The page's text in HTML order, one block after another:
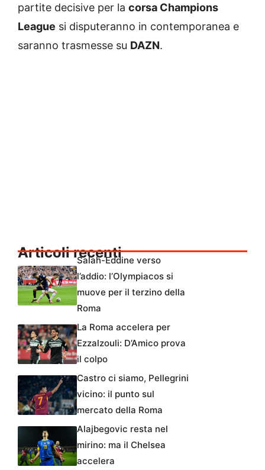
partite decisive per la corsa Champions
League si disputeranno in contemporanea e
saranno trasmesse su DAZN.
Articoli recenti
Salah-Eddine verso
l’addio: l’Olympiacos si
muove per il terzino della
Roma
La Roma accelera per
Ezzalzouli: D’Amico prova
il colpo
Castro ci siamo, Pellegrini
vicino: il punto sul
mercato della Roma
Alajbegovic resta nel
mirino: ma il Chelsea
accelera